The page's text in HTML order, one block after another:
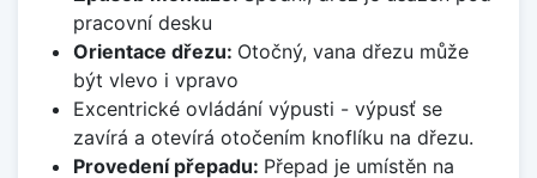
pracovní desku
Orientace dřezu: Otočný, vana dřezu může
být vlevo i vpravo
Excentrické ovládání výpusti - výpusť se
zavírá a otevírá otočením knoflíku na dřezu.
Provedení přepadu: Přepad je umístěn na